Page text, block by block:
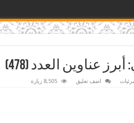
عناوين العدد (478)
اضف تعليق 8,505 زيارة